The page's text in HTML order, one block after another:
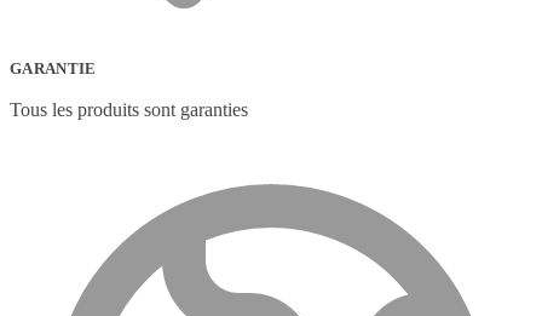
GARANTIE
Tous les produits sont garanties